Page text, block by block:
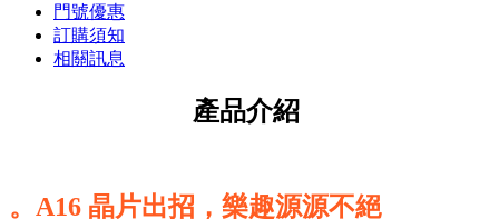
門號優惠
訂購須知
相關訊息
產品介紹
。A16 晶片出招，樂趣源源不絕